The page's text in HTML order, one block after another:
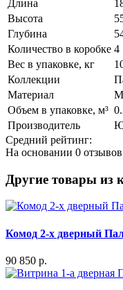
Длина
Высота
Глубина
Количество в коробке 4
Вес в упаковке, кг
Коллекции
Материал
Объем в упаковке, м³
Производитель
Средний рейтинг:
На основании 0 отзывов
Другие товары из
Комод 2-х дверный
90 850 р.